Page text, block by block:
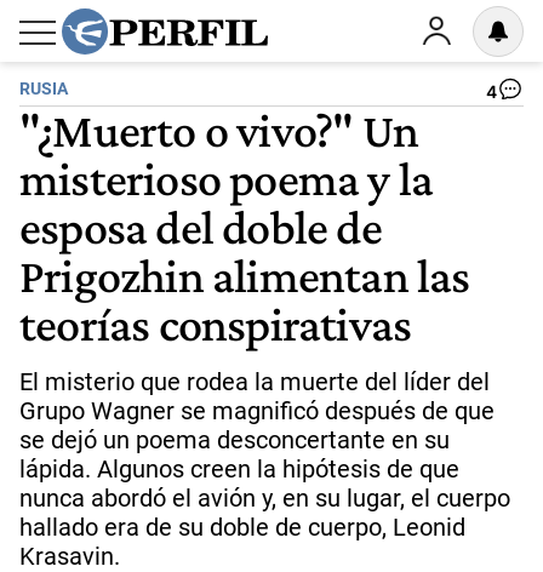
RUSIA 4
"¿Muerto o vivo?" Un
misterioso poema y la
esposa del doble de
Prigozhin alimentan las
teorías conspirativas
El misterio que rodea la muerte del líder del
Grupo Wagner se magnificó después de que
se dejó un poema desconcertante en su
lápida. Algunos creen la hipótesis de que
nunca abordó el avión y, en su lugar, el cuerpo
hallado era de su doble de cuerpo, Leonid
Krasavin.